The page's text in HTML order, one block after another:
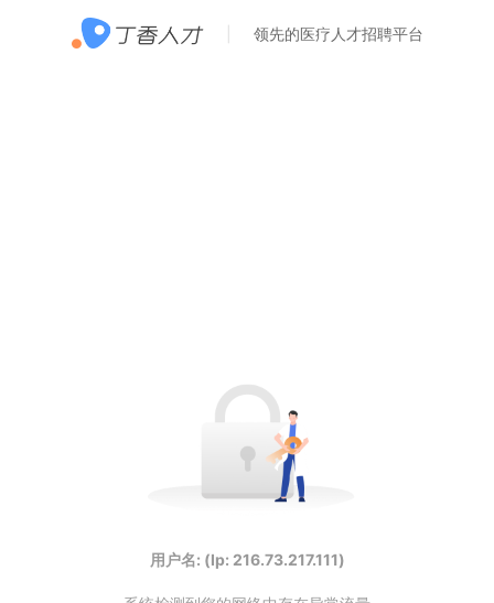
领先的医疗人才招聘平台
用户名: (Ip: 216.73.217.111)